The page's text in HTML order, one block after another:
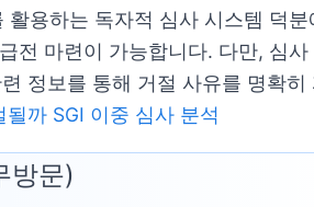
용하는 독자적 심사 시스템 덕분
전 마련이 가능합니다. 다만, 심사
정보를 통해 거절 사유를 명확히
까 SGI 이중 심사 분석
방문)